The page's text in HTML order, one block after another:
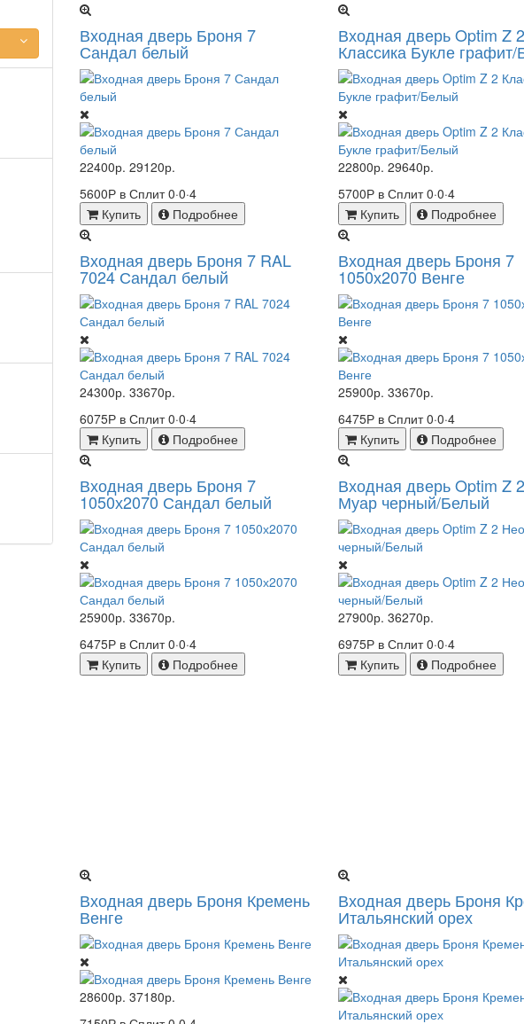
Входная дверь Броня 7
Сандал белый
22400р. 29120р.
5600Р в Сплит0·0·4
Купить
Подробнее
Входная дверь Optim Z 2
Классика Букле
22800р. 29640р.
5700Р в Сплит0·0·4
Купить
Подробнее
Входная дверь Броня 7 RAL
7024 Сандал белый
24300р. 33670р.
6075Р в Сплит0·0·4
Купить
Подробнее
Входная дверь Броня 7
1050х2070 Венге
25900р. 33670р.
6475Р в Сплит0·0·4
Купить
Подробнее
Входная дверь Броня 7
1050х2070 Сандал белый
25900р. 33670р.
6475Р в Сплит0·0·4
Купить
Подробнее
Входная дверь Optim Z
Муар черный/Белый
27900р. 36270р.
6975Р в Сплит0·0·4
Купить
Подробнее
Входная дверь Броня Кремень
Венге
28600р. 37180р.
Входная дверь Броня
Итальянский орех